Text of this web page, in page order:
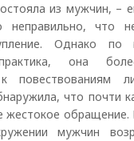
из мужчин, –
неправильно, что
Однако
она
к повествованиям
что почти
жестокое
мужчин